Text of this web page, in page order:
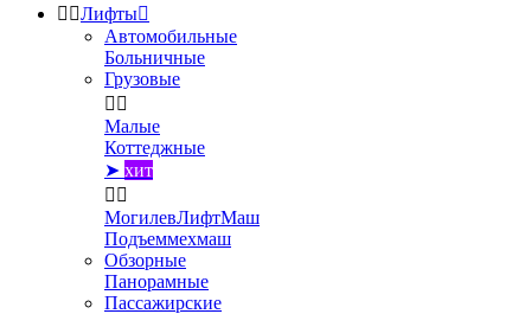
 Лифты
Автомобильные
Больничные
Грузовые
 
Малые
Коттеджные
➤ хит
 
МогилевЛифтМаш
Подъеммехмаш
Обзорные
Панорамные
Пассажирские